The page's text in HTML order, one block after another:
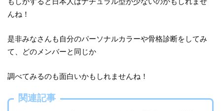
んね！
是非みなさんも自分のパーソナルカラーや骨格診断をしてみ
て、どのメンバーと同じか
調べてみるのも面白いかもしれませんね！
関連記事